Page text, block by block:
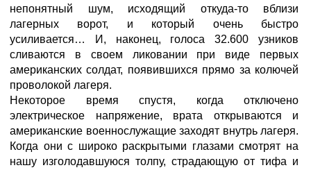
непонятный шум, исходящий откуда-то вблизи
лагерных ворот, и который очень быстро
усиливается… И, наконец, голоса 32.600 узников
сливаются в своем ликовании при виде первых
американских солдат, появившихся прямо за колючей
проволокой лагеря.
Некоторое время спустя, когда отключено
электрическое напряжение, врата открываются и
американские военнослужащие заходят внутрь лагеря.
Когда они с широко раскрытыми глазами смотрят на
нашу изголодавшуюся толпу, страдающую от тифа и